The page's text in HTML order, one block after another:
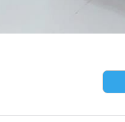
phòng khách thì đó còn